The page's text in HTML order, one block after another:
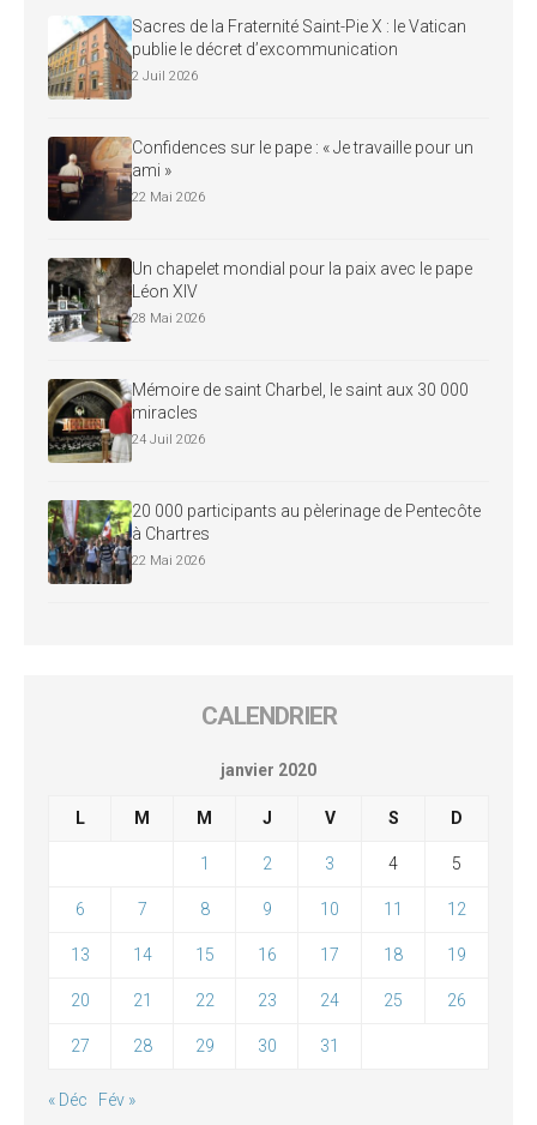
Sacres de la Fraternité Saint-Pie X : le Vatican
publie le décret d’excommunication
2 Juil 2026
Confidences sur le pape : « Je travaille pour un
ami »
22 Mai 2026
Un chapelet mondial pour la paix avec le pape
Léon XIV
28 Mai 2026
Mémoire de saint Charbel, le saint aux 30 000
miracles
24 Juil 2026
20 000 participants au pèlerinage de Pentecôte
à Chartres
22 Mai 2026
CALENDRIER
janvier 2020
L M M J V S D
1 2 3 4 5
6 7 8 9 10 11 12
13 14 15 16 17 18 19
20 21 22 23 24 25 26
27 28 29 30 31
« Déc Fév »